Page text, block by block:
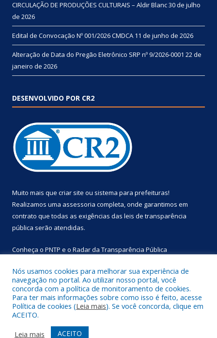
CIRCULAÇÃO DE PRODUÇÕES CULTURAIS – Aldir Blanc30 de julho
de 2026
Edital de Convocação Nº 001/2026 CMDCA 11 de junho de 2026
Alteração de Data do Pregão Eletrônico SRP nº 9/2026-0001 22 de
janeiro de 2026
DESENVOLVIDO POR CR2
Muito mais que criar site ou sistema para prefeituras!
Realizamos uma assessoria completa, onde garantimos em
contrato que todas as exigências das leis de transparência
pública serão atendidas.
Conheça o PNTP e o Radar da Transparência Pública
Todos os direitos reservados a Prefeitura Municipal de
Primavera.
Mapa do Site
Acessar Área Administrativa
Nós usamos cookies para melhorar sua experiência de
navegação no portal. Ao utilizar nosso portal, você
concorda com a política de monitoramento de cookies.
Para ter mais informações sobre como isso é feito, acesse
Política de cookies (Leia mais). Se você concorda, clique em
ACEITO.
Leia mais
ACEITO